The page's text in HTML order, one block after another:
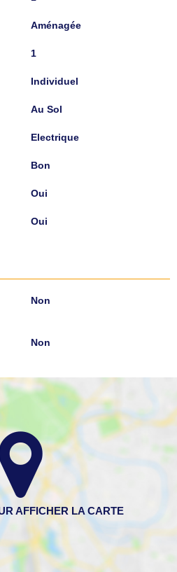
Aménagée
1
Individuel
Au Sol
Electrique
Bon
Oui
Oui
Non
Non